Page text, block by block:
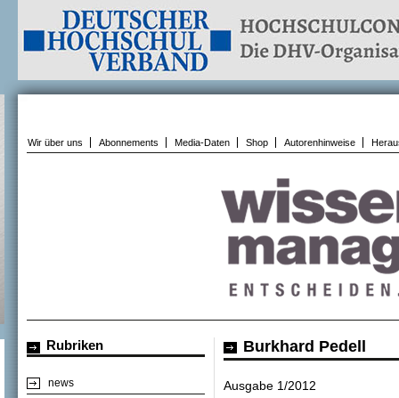
Wir über uns Abonnements Media-Daten Shop Autorenhinweise
Rubriken
news
Burkhard Pedell
Ausgabe 1/2012